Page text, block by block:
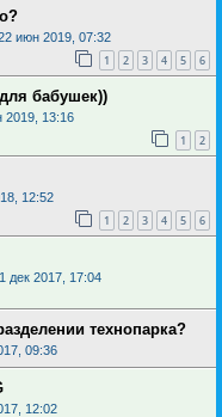
июн 2019, 07:32
1 2 3 4 5 6
бабушек))
2019, 13:16
1 2
12:52
1 2 3 4 5 6
дек 2017, 17:04
технопарка?
09:36
12:02